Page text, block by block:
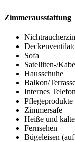
Zimmerausstattung
Sofa
Satelliten-/
Hausschuhe
Balkon/
Internes Telefon
Pflegeprodukte
Zimmersafe
Heiße und
Fernsehen
Bügeleisen